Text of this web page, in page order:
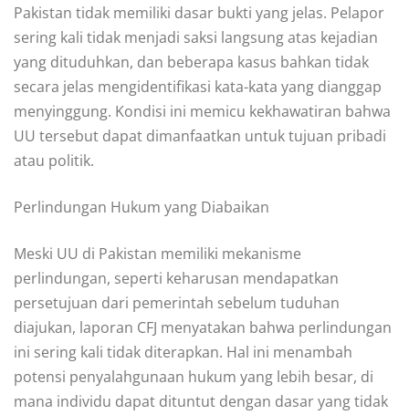
Pakistan tidak memiliki dasar bukti yang jelas. Pelapor
sering kali tidak menjadi saksi langsung atas kejadian
yang dituduhkan, dan beberapa kasus bahkan tidak
secara jelas mengidentifikasi kata-kata yang dianggap
menyinggung. Kondisi ini memicu kekhawatiran bahwa
UU tersebut dapat dimanfaatkan untuk tujuan pribadi
atau politik.
Perlindungan Hukum yang Diabaikan
Meski UU di Pakistan memiliki mekanisme
perlindungan, seperti keharusan mendapatkan
persetujuan dari pemerintah sebelum tuduhan
diajukan, laporan CFJ menyatakan bahwa perlindungan
ini sering kali tidak diterapkan. Hal ini menambah
potensi penyalahgunaan hukum yang lebih besar, di
mana individu dapat dituntut dengan dasar yang tidak